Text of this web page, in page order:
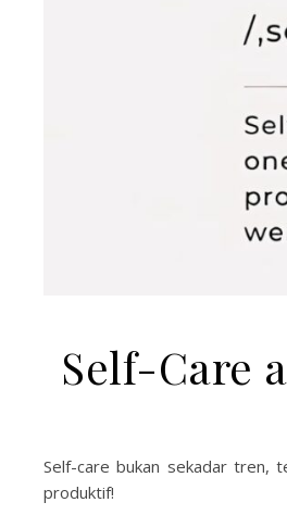
Self-Care
Self-care bukan sekadar tren,
produktif!